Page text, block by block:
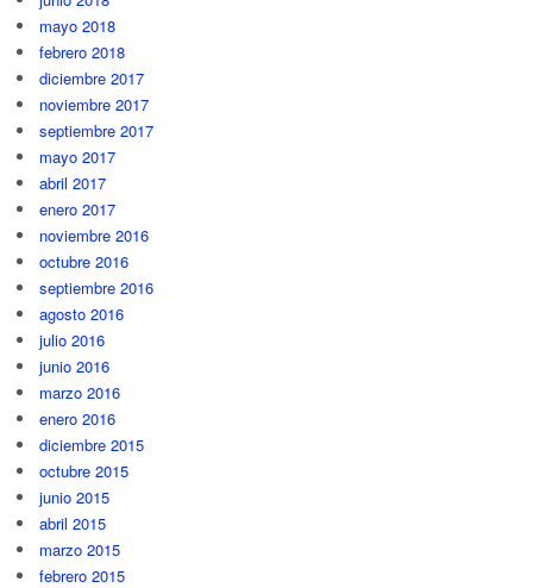
mayo 2018
febrero 2018
diciembre 2017
noviembre 2017
septiembre 2017
mayo 2017
abril 2017
enero 2017
noviembre 2016
octubre 2016
septiembre 2016
agosto 2016
julio 2016
junio 2016
marzo 2016
enero 2016
diciembre 2015
octubre 2015
junio 2015
abril 2015
marzo 2015
febrero 2015